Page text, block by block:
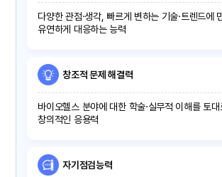
다양한 관점·생각, 빠르게 변하는 기술·트렌드에
유연하게 대응하는 능력
창조적 문제 해결력
바이오헬스 분야에 대한 학술·실무적 이해를 토
창의적인 응용력
자기점검능력